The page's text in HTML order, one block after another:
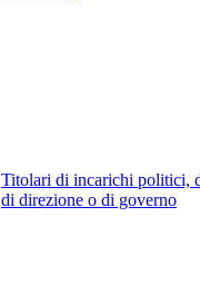
Titolari di incarichi politici,
di direzione o di governo